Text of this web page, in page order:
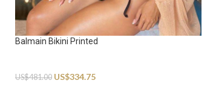
Balmain Bikini Printed
US$481.00 US$334.75